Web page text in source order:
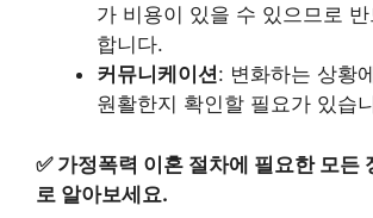
가 비용이 있을 수 있으므로
합니다.
커뮤니케이션: 변화하는 상황
원활한지 확인할 필요가 있습
✅ 가정폭력 이혼 절차에 필요한 모든
로 알아보세요.